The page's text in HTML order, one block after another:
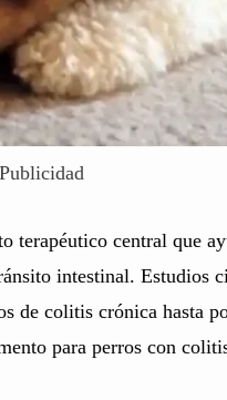
Publicidad
terapéutico central que
intestinal. Estudios
de colitis crónica hasta
para perros con